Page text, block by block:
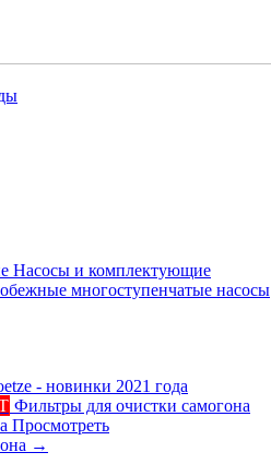
Насосы и комплектующие
многоступенчатые насосы
- новинки 2021 года
Фильтры для очистки самогона
Просмотреть
→